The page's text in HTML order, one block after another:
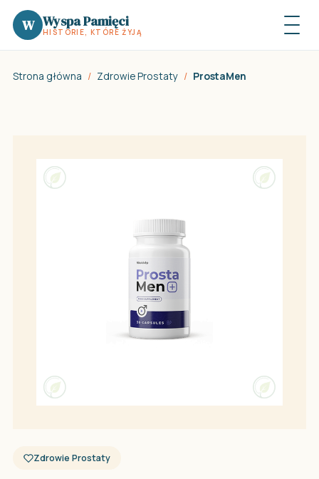
W Wyspa Pamięci
HISTORIE, KTÓRE ŻYJĄ
Strona główna / Zdrowie Prostaty / ProstaMen
Zdrowie Prostaty